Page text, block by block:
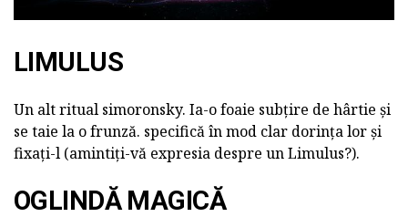
LIMULUS
Un alt ritual simoronsky. Ia-o foaie subțire de hârtie și
se taie la o frunză. specifică în mod clar dorința lor și
fixați-l (amintiți-vă expresia despre un Limulus?).
OGLINDĂ MAGICĂ